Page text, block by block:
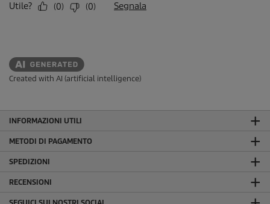
Created with AI (artificial intelligence)
INFORMAZIONI UTILI
METODI DI PAGAMENTO
SPEDIZIONI
RECENSIONI